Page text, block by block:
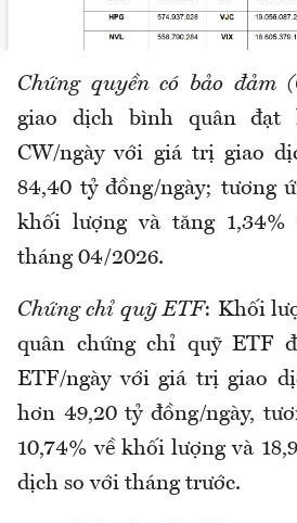
Chứng quyền có bảo đảm
giao dịch bình quân đạt
CW/ngày với giá trị giao
84,40 tỷ đồng/ngày; tương
khối lượng và tăng
tháng 04/2026.
Chứng chỉ quỹ ETF: Khối
quân chứng chỉ quỹ ETF
ETF/ngày với giá trị giao
hơn 49,20 tỷ đồng/ngày,
10,74% về khối lượng và
dịch so với tháng trước.